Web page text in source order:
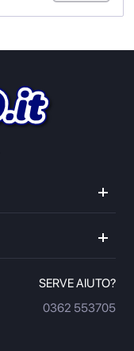
SERVE AIUTO?
0362 553705